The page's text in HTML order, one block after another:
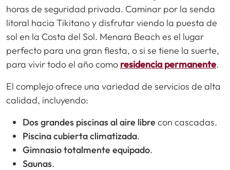
horas de seguridad privada. Caminar por la senda
litoral hacia Tikitano y disfrutar viendo la puesta de
sol en la Costa del Sol. Menara Beach es el lugar
perfecto para una gran fiesta, o si se tiene la suerte,
para vivir todo el año como residencia permanente.
El complejo ofrece una variedad de servicios de alta
calidad, incluyendo:
Dos grandes piscinas al aire libre con cascadas.
Piscina cubierta climatizada.
Gimnasio totalmente equipado.
Saunas.